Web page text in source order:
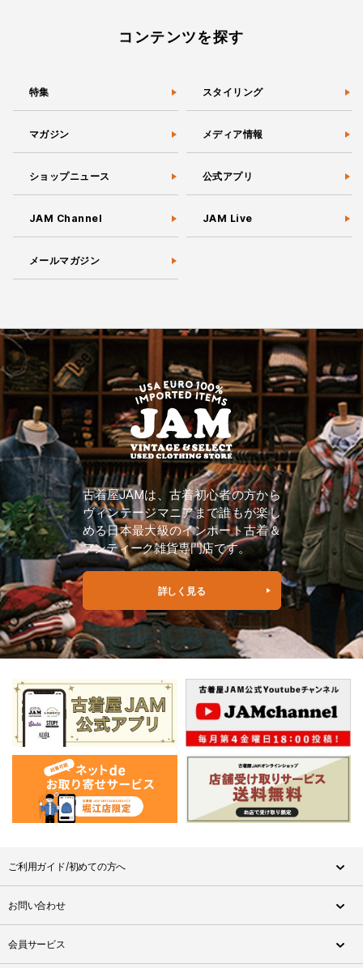
コンテンツを探す
特集 スタイリング
マガジン メディア情報
ショップニュース 公式アプリ
JAM Channel JAM Live
メールマガジン
古着屋JAMは、古着初心者の方から
ヴィンテージマニアまで誰もが楽し
める日本最大級のインポート古着＆
アンティーク雑貨専門店です。
詳しく見る
ご利用ガイド/初めての方へ
お問い合わせ
会員サービス